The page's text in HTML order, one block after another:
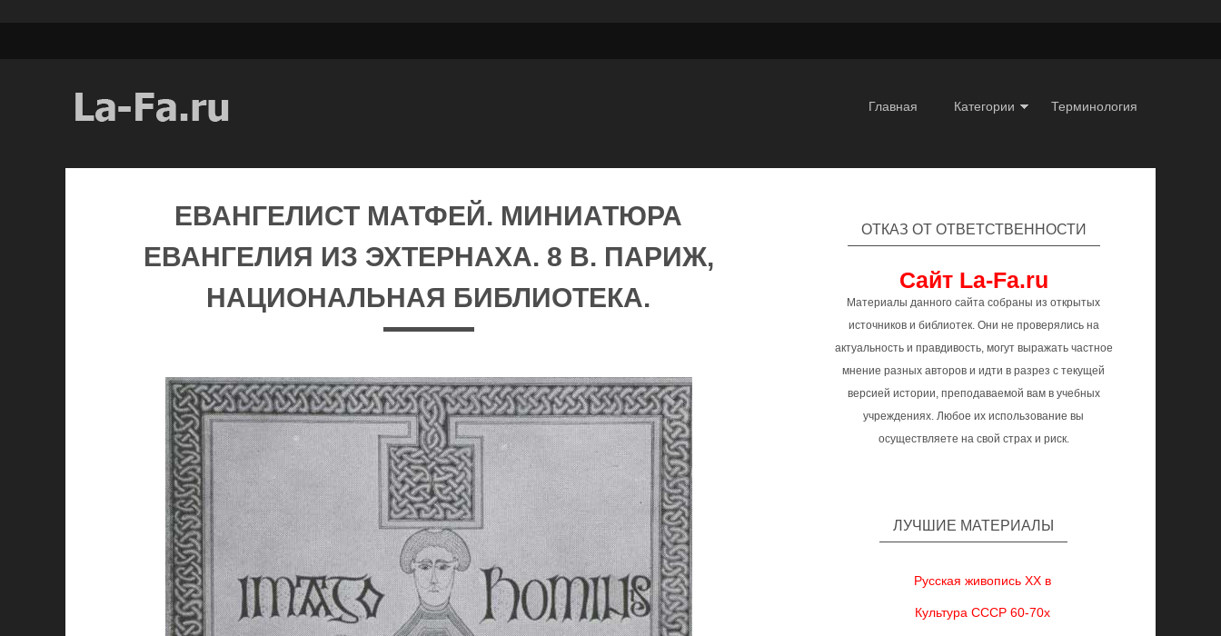
Главная Категории Терминология
ЕВАНГЕЛИСТ МАТФЕЙ. МИНИАТЮРА
ЕВАНГЕЛИЯ ИЗ ЭХТЕРНАХА. 8 В. ПАРИЖ,
НАЦИОНАЛЬНАЯ БИБЛИОТЕКА.
ОТКАЗ ОТ ОТВЕТСТВЕННОСТИ
Сайт La-Fa.ru
Материалы данного сайта собраны из открытых
источников и библиотек. Они не проверялись на
актуальность и правдивость, могут выражать частное
мнение разных авторов и идти в разрез с текущей
версией истории, преподаваемой вам в учебных
учреждениях. Любое их использование вы
осуществляете на свой страх и риск.
ЛУЧШИЕ МАТЕРИАЛЫ
Русская живопись XX в
Культура СССР 60-70х